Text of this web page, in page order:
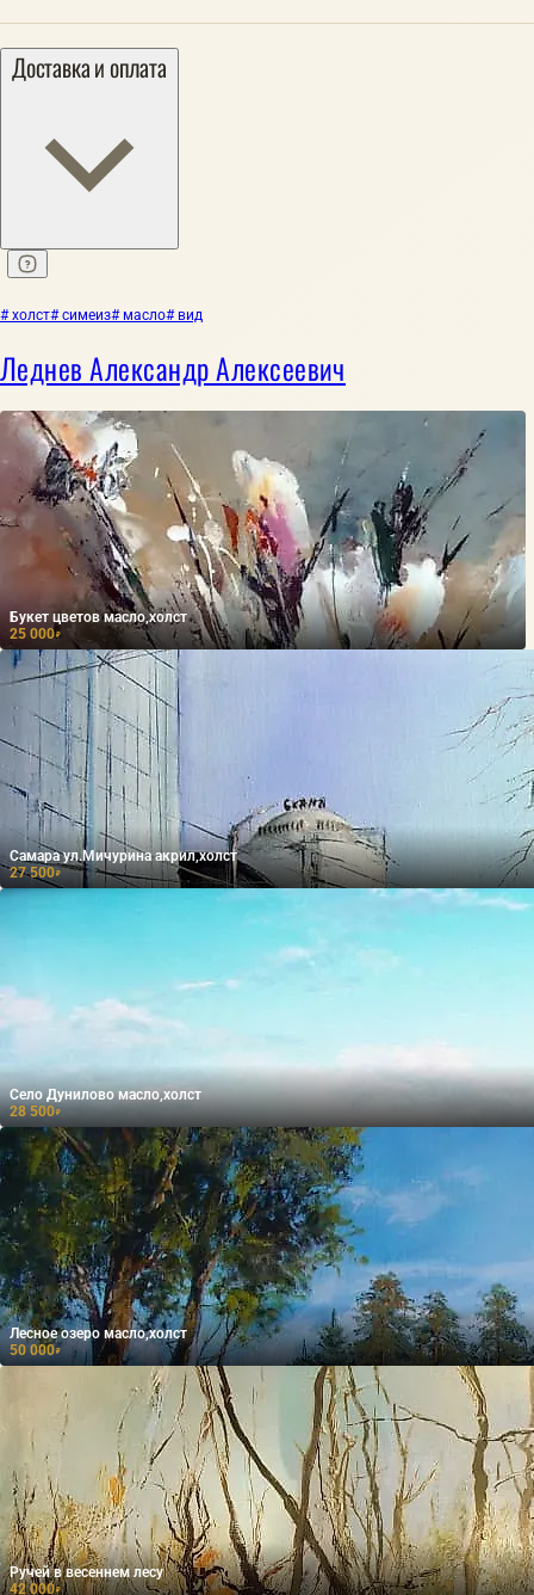
Доставка и оплата
# холст# симеиз# масло# вид
Леднев Александр Алексеевич
Букет цветов масло,холст
25 000₽
Самара ул.Мичурина акрил,холст
27 500₽
Село Дунилово масло,холст
28 500₽
Лесное озеро масло,холст
50 000₽
Ручей в весеннем лесу
42 000₽